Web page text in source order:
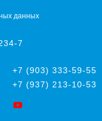
данных
7
+7 (903) 333-59-55
+7 (937) 213-10-53